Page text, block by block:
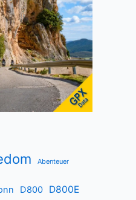
Abenteuer
D800 D800E